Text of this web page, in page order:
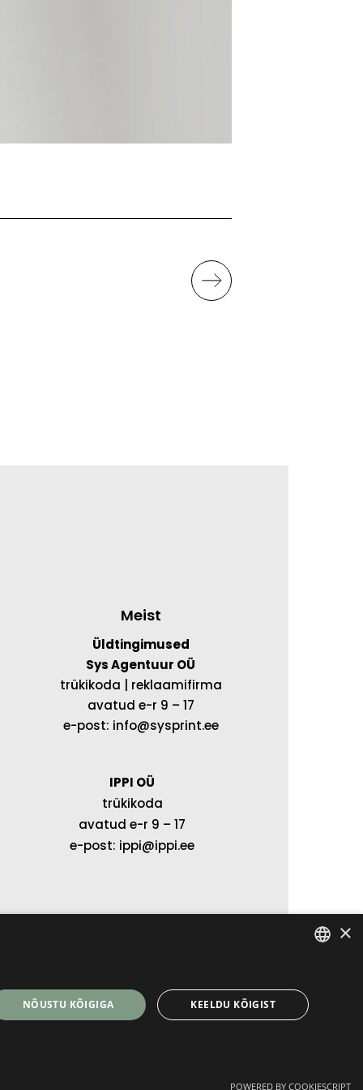
Meist
Üldtingimused
Sys Agentuur OÜ
trükikoda | reklaamifirma
avatud e-r 9 – 17
e-post: info@sysprint.ee
IPPI OÜ
trükikoda
avatud e-r 9 – 17
e-post: ippi@ippi.ee
ENGLISH
×
NÕUSTU KÕIGIGA KEELDU KÕIGIST
POWERED BY COOKIESCRIPT